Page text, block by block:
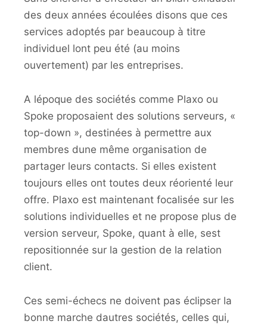
des deux années écoulées disons que ces
services adoptés par beaucoup à titre
individuel lont peu été (au moins
ouvertement) par les entreprises.
A lépoque des sociétés comme Plaxo ou
Spoke proposaient des solutions serveurs, «
top-down », destinées à permettre aux
membres dune même organisation de
partager leurs contacts. Si elles existent
toujours elles ont toutes deux réorienté leur
offre. Plaxo est maintenant focalisée sur les
solutions individuelles et ne propose plus de
version serveur, Spoke, quant à elle, sest
repositionnée sur la gestion de la relation
client.
Ces semi-échecs ne doivent pas éclipser la
bonne marche dautres sociétés, celles qui,